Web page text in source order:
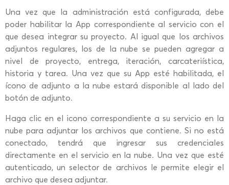
Una vez que la administración está configurada, debe
poder habilitar la App correspondiente al servicio con el
que desea integrar su proyecto. Al igual que los archivos
adjuntos regulares, los de la nube se pueden agregar a
nivel de proyecto, entrega, iteración, carcateriística,
historia y tarea. Una vez que su App esté habilitada, el
ícono de adjunto a la nube estará disponible al lado del
botón de adjunto.
Haga clic en el icono correspondiente a su servicio en la
nube para adjuntar los archivos que contiene. Si no está
conectado, tendrá que ingresar sus credenciales
directamente en el servicio en la nube. Una vez que esté
autenticado, un selector de archivos le permite elegir el
archivo que desea adjuntar.